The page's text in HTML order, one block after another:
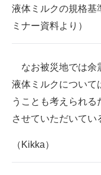
液体ミルクの規格基
ミナー資料より）
なお被災地では余
液体ミルクについて
うことも考えられ
させていただいてい
（Kikka）